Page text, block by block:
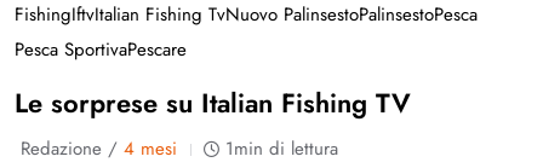
FishingIftvItalian Fishing TvNuovo PalinsestoPalinsestoPesca
Pesca SportivaPescare
Le sorprese su Italian Fishing TV
Redazione / 4 mesi 1min di lettura